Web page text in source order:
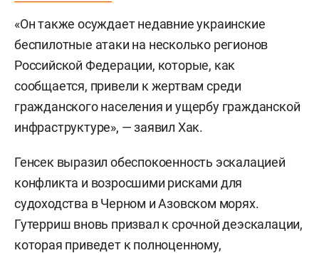
«Он также осуждает недавние украинские
беспилотные атаки на несколько регионов
Российской Федерации, которые, как
сообщается, привели к жертвам среди
гражданского населения и ущербу гражданской
инфраструктуре», — заявил Хак.
Генсек выразил обеспокоенность эскалацией
конфликта и возросшими рисками для
судоходства в Черном и Азовском морях.
Гутерриш вновь призвал к срочной деэскалации,
которая приведет к полноценному,